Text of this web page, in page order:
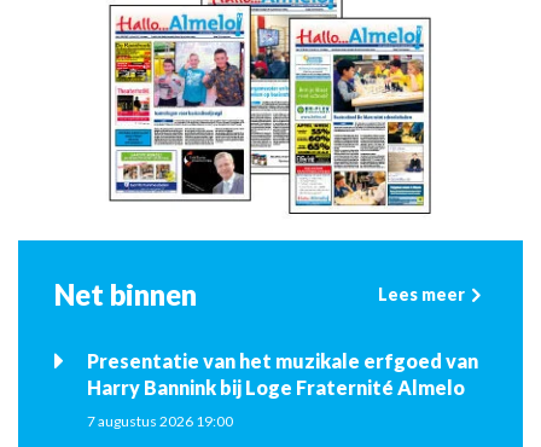
Net binnen Lees meer
Presentatie van het muzikale erfgoed van
Harry Bannink bij Loge Fraternité Almelo
7 augustus 2026 19:00